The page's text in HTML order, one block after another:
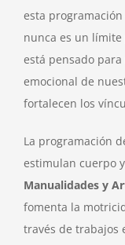
esta
nunca es un
está pensado
emocional de
fortalecen los
La programación
estimulan cuerpo
Manualidades y
fomenta la
través de trabajos